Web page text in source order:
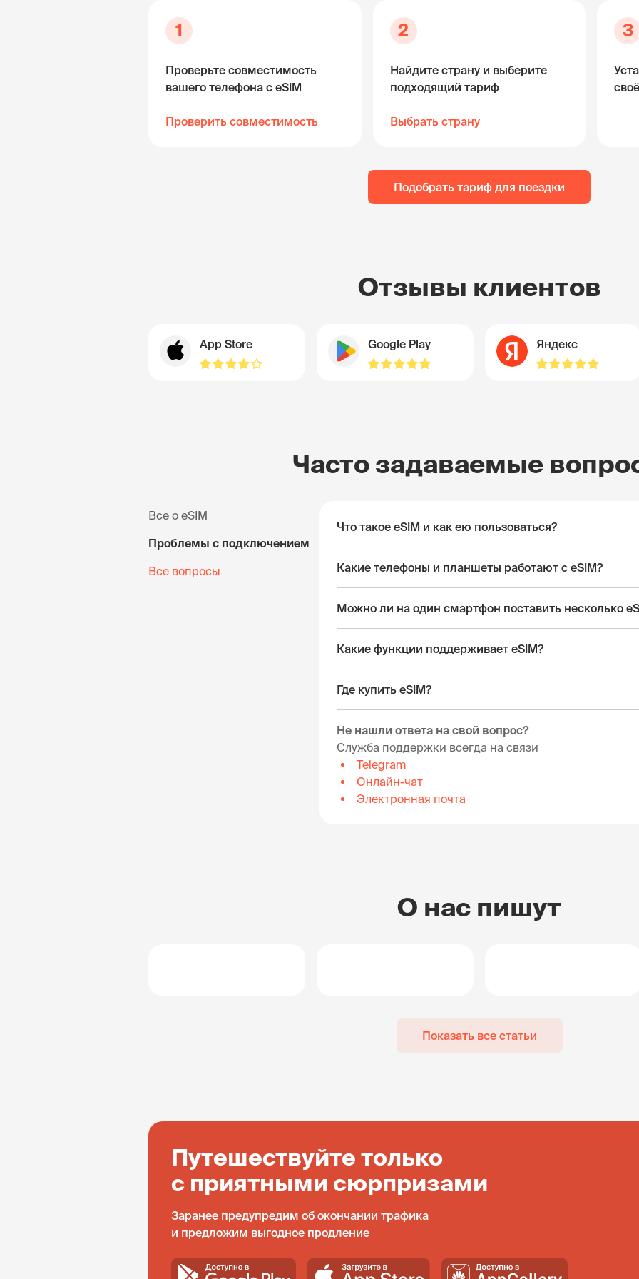
1
Проверьте совместимость
вашего телефона с eSIM
Проверить совместимость
2
Найдите страну и выберите
подходящий тариф
Выбрать страну
3
Подобрать тариф для поездки
Отзывы клиентов
App Store Google Play Яндекс
Часто задаваемые
Все о eSIM
Проблемы с подключением
Все вопросы
Что такое eSIM и как ею пользоваться?
Какие телефоны и планшеты работают с eSIM?
Можно ли на один смартфон поставить несколько
Какие функции поддерживает eSIM?
Где купить eSIM?
Не нашли ответа на свой вопрос?
Служба поддержки всегда на связи
Telegram
Онлайн-чат
Электронная почта
О нас пишут
Показать все статьи
Путешествуйте только
с приятными сюрпризами
Заранее предупредим об окончании трафика
и предложим выгодное продление